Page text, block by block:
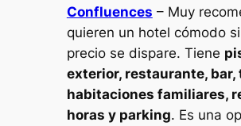
Confluences – Muy
quieren un hotel cómodo
precio se dispare. Tiene
exterior, restaurante, bar,
habitaciones familiares,
horas y parking. Es una